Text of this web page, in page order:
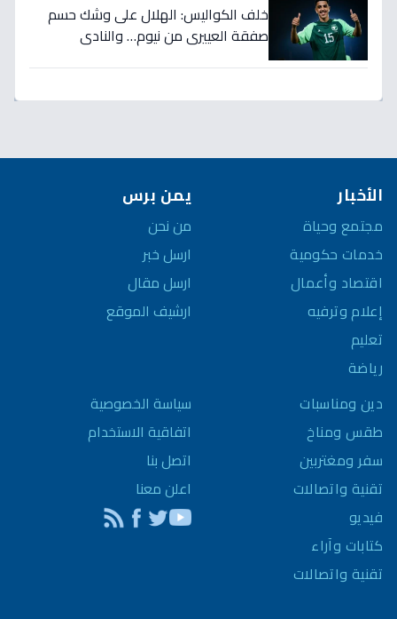
خلف الكواليس: الهلال على وشك حسم
صفقة العييري من نيوم… والنادي
الأخبار
مجتمع وحياة
خدمات حكومية
اقتصاد وأعمال
إعلام وترفيه
تعليم
رياضة
دين ومناسبات
طقس ومناخ
سفر ومغتربين
تقنية واتصالات
فيديو
كتابات وآراء
تقنية واتصالات
يمن برس
من نحن
ارسل خبر
ارسل مقال
ارشيف الموقع
سياسة الخصوصية
اتفاقية الاستخدام
اتصل بنا
اعلن معنا